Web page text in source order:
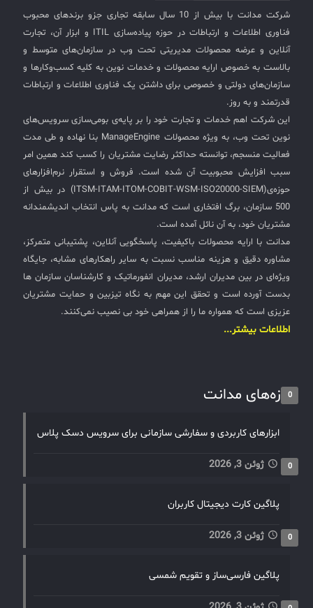
شرکت مدانت با بیش از 10 سال سابقه تجاری جزو برندهای محبوب
فناوری اطلاعات و ارتباطات در حوزه پیاده‌سازی ITIL و ابزار آن، تجارت
آنلاین و عرضه محصولات مدیریتی تحت وب در سازمان‌های متوسط و
بالاست به خصوص ارایه محصولات و خدمات نوین به کلیه کسب‌وکارها و
سازمان‌های دولتی و خصوصی برای داشتن یک فناوری اطلاعات و ارتباطات
قدرتمند و به روز.
این شرکت اهم خدمات و تجارت خود را بر پایه‌ی بومی‌سازی سرویس‌های
نوین تحت وب، به ویژه محصولات ManageEngine بنا نهاده و طی مدت
فعالیت منسجم، توانسته حداکثر رضایت مشتریان را کسب کند همین امر
سبب افزایش محبوبیت آن شده است. فروش و استقرار نرم‌افزارهای
حوزه‌ی(ITSM-ITAM-ITOM-COBIT-WSM-ISO20000-SIEM) در بیش از
500 سازمان، برگ افتخاری است که مدانت به پاس انتخاب اندیشمندانه
مشتریان خود، به آن نائل آمده است.
مدانت با ارایه محصولات باکیفیت، پاسخگویی آنلاین، پشتیبانی متمرکز،
مشاوره دقیق و هزینه مناسب نسبت به سایر راهکارهای مشابه، جایگاه
ویژه‌ای در بین مدیران ارشد، مدیران انفورماتیک و کارشناسان سازمان ها
بدست آورده است و تحقق این مهم به نگاه تیزبین و حمایت مشتریان
عزیزی است که همواره ما را از همراهی خود بی نصیب نمی‌کنند.
اطلاعات بیشتر...
تازه‌های مدانت0
ابزارهای کاربردی و سفارشی سازمانی برای سرویس دسک پلاس
ژوئن 3, 2026 0
پلاگین کارت دیجیتال کاربران
ژوئن 3, 2026 0
پلاگین فارسی‌ساز و تقویم شمسی